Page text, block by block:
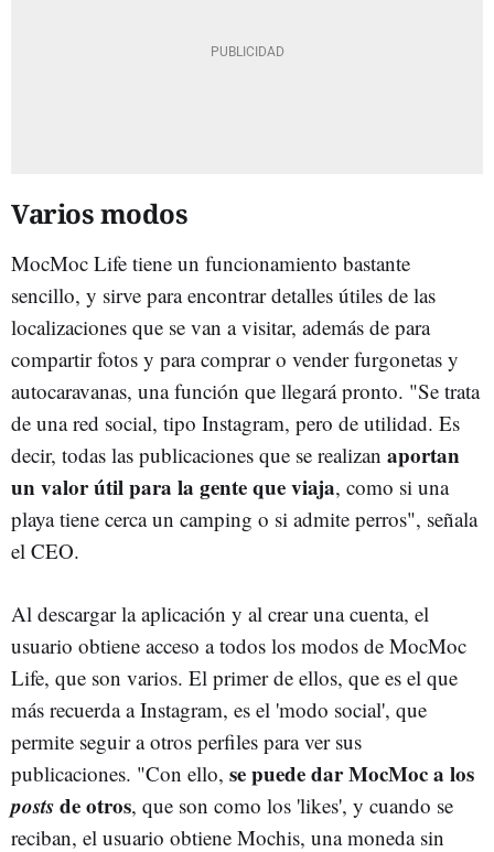
Varios modos
MocMoc Life tiene un funcionamiento bastante
sencillo, y sirve para encontrar detalles útiles de las
localizaciones que se van a visitar, además de para
compartir fotos y para comprar o vender furgonetas y
autocaravanas, una función que llegará pronto. "Se trata
de una red social, tipo Instagram, pero de utilidad. Es
decir, todas las publicaciones que se realizan aportan
un valor útil para la gente que viaja, como si una
playa tiene cerca un camping o si admite perros", señala
el CEO.
Al descargar la aplicación y al crear una cuenta, el
usuario obtiene acceso a todos los modos de MocMoc
Life, que son varios. El primer de ellos, que es el que
más recuerda a Instagram, es el 'modo social', que
permite seguir a otros perfiles para ver sus
publicaciones. "Con ello, se puede dar MocMoc a los
postsde otros, que son como los 'likes', y cuando se
reciban, el usuario obtiene Mochis, una moneda sin